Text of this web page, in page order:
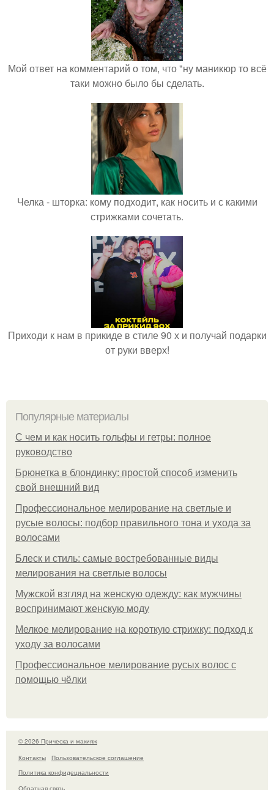
Мой ответ на комментарий о том, что "ну маникюр то всё
таки можно было бы сделать.
Челка - шторка: кому подходит, как носить и с какими
стрижками сочетать.
Приходи к нам в прикиде в стиле 90 х и получай подарки
от руки вверх!
Популярные материалы
С чем и как носить гольфы и гетры: полное
руководство
Брюнетка в блондинку: простой способ изменить
свой внешний вид
Профессиональное мелирование на светлые и
русые волосы: подбор правильного тона и ухода за
волосами
Блеск и стиль: самые востребованные виды
мелирования на светлые волосы
Мужской взгляд на женскую одежду: как мужчины
воспринимают женскую моду
Мелкое мелирование на короткую стрижку: подход к
уходу за волосами
Профессиональное мелирование русых волос с
помощью чёлки
© 2026 Прическа и макияж
Контакты
Пользовательское соглашение
Политика конфидециальности
Обратная связь